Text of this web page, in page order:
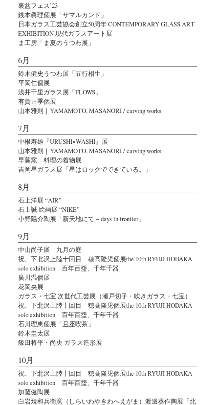
裏盆フェス’23
銭本眞理個展「サマルカンド」
日本ガラス工芸協会創立50周年 CONTEMPORARY GLASS ART
EXHIBITION 現代ガラスアート展
ま工房「ま夏のうつわ展」
6月
鈴木健史うつわ展「五行相生」
平岡仁個展
浅井千里ガラス展「FLOWS」
有賀正季個展
山本雅則｜YAMAMOTO, MASANORI / carving works
7月
中根寿雄『URUSHI×WASHI』展
山本雅則｜YAMAMOTO, MASANORI / carving works
早蕨窯 料理の着物展
吉岡星ガラス展「星はロックでできている。」
8月
石上洋展 “AIR”
石上誠 絵画展 “NIKE”
小野陽介陶展「新天地にて − days in frontier」
9月
中山尚子展 九月の庭
祝、下北沢上陸十回目 穂髙隆児個展the 10th RYUJI HODAKA
solo exhibition 百年百盌、千年千器
廣川温個展
花岡央展
ガラス・七宝 次世代工芸展（瀬戸切子・吹きガラス・七宝）
祝、下北沢上陸十回目 穂髙隆児個展the 10th RYUJI HODAKA
solo exhibition 百年百盌、千年千器
石川理恵個展「且座喫茶」
鈴木圭太展
飯田将平・尚央 ガラス造形展
10月
祝、下北沢上陸十回目 穂髙隆児個展the 10th RYUJI HODAKA
solo exhibition 百年百盌、千年千器
加藤健陶展
白岩焼和兵衛窯（しらいわやきわへえがま）渡邊葵作陶展「北